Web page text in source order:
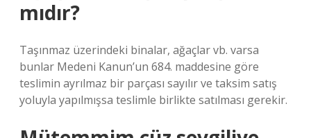
mıdır?
Taşınmaz üzerindeki binalar, ağaçlar vb. varsa
bunlar Medeni Kanun’un 684. maddesine göre
teslimin ayrılmaz bir parçası sayılır ve taksim satış
yoluyla yapılmışsa teslimle birlikte satılması gerekir.